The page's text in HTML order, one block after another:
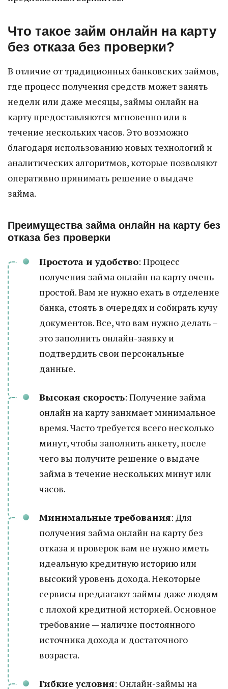
Что такое займ онлайн на карту
без отказа без проверки?
В отличие от традиционных банковских займов,
где процесс получения средств может занять
недели или даже месяцы, займы онлайн на
карту предоставляются мгновенно или в
течение нескольких часов. Это возможно
благодаря использованию новых технологий и
аналитических алгоритмов, которые позволяют
оперативно принимать решение о выдаче
займа.
Преимущества займа онлайн на карту без
отказа без проверки
Простота и удобство: Процесс
получения займа онлайн на карту очень
простой. Вам не нужно ехать в отделение
банка, стоять в очередях и собирать кучу
документов. Все, что вам нужно делать –
это заполнить онлайн-заявку и
подтвердить свои персональные
данные.
Высокая скорость: Получение займа
онлайн на карту занимает минимальное
время. Часто требуется всего несколько
минут, чтобы заполнить анкету, после
чего вы получите решение о выдаче
займа в течение нескольких минут или
часов.
Минимальные требования: Для
получения займа онлайн на карту без
отказа и проверок вам не нужно иметь
идеальную кредитную историю или
высокий уровень дохода. Некоторые
сервисы предлагают займы даже людям
с плохой кредитной историей. Основное
требование — наличие постоянного
источника дохода и достаточного
возраста.
Гибкие условия: Онлайн-займы на